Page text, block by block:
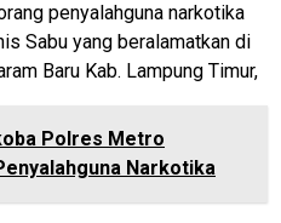
penyalahguna narkotika
Sabu yang beralamatkan di
Baru Kab. Lampung Timur,
Polres Metro
Narkotika